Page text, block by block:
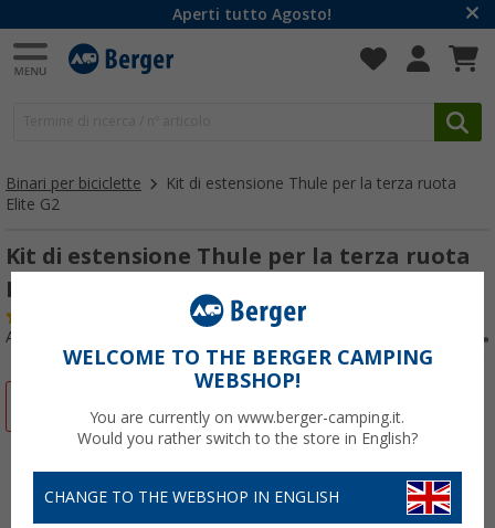
Aperti tutto Agosto!
Binari per biciclette
Kit di estensione Thule per la terza ruota
Elite G2
Kit di estensione Thule per la terza ruota
Elite G2
Articolo n: 118650
WELCOME TO THE BERGER CAMPING
WEBSHOP!
You are currently on www.berger-camping.it.
Would you rather switch to the store in English?
CHANGE TO THE WEBSHOP IN ENGLISH